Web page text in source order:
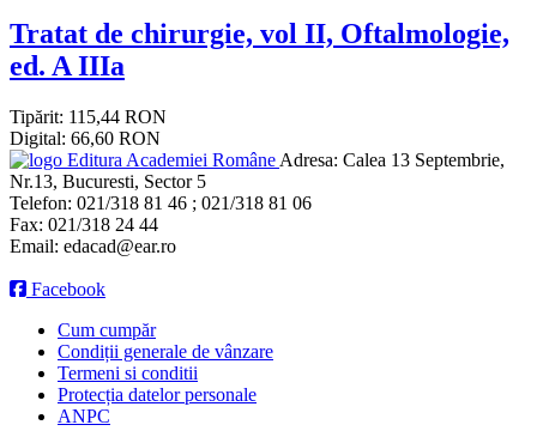
Tratat de chirurgie, vol II, Oftalmologie,
ed. A IIIa
Tipărit: 115,44 RON
Digital: 66,60 RON
Editura Academiei Române Adresa: Calea 13 Septembrie,
Nr.13, Bucuresti, Sector 5
Telefon: 021/318 81 46 ; 021/318 81 06
Fax: 021/318 24 44
Email: edacad@ear.ro
Facebook
Cum cumpăr
Condiții generale de vânzare
Termeni si conditii
Protecția datelor personale
ANPC